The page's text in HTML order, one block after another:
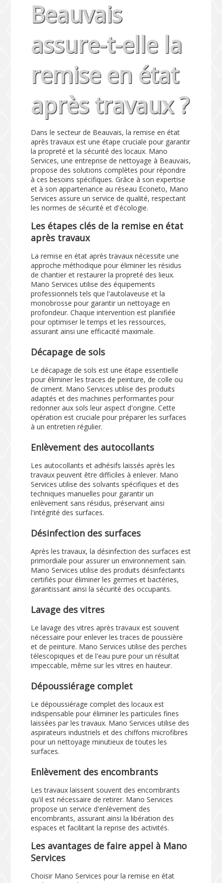
Beauvais
assure-t-elle la
remise en état
après travaux ?
Dans le secteur de Beauvais, la remise en état
après travaux est une étape cruciale pour garantir
la propreté et la sécurité des locaux. Mano
Services, une entreprise de nettoyage à Beauvais,
propose des solutions complètes pour répondre
à ces besoins spécifiques. Grâce à son expertise
et à son appartenance au réseau Econeto, Mano
Services assure un service de qualité, respectant
les normes de sécurité et d'écologie.
Les étapes clés de la remise en état
après travaux
La remise en état après travaux nécessite une
approche méthodique pour éliminer les résidus
de chantier et restaurer la propreté des lieux.
Mano Services utilise des équipements
professionnels tels que l'autolaveuse et la
monobrosse pour garantir un nettoyage en
profondeur. Chaque intervention est planifiée
pour optimiser le temps et les ressources,
assurant ainsi une efficacité maximale.
Décapage de sols
Le décapage de sols est une étape essentielle
pour éliminer les traces de peinture, de colle ou
de ciment. Mano Services utilise des produits
adaptés et des machines performantes pour
redonner aux sols leur aspect d'origine. Cette
opération est cruciale pour préparer les surfaces
à un entretien régulier.
Enlèvement des autocollants
Les autocollants et adhésifs laissés après les
travaux peuvent être difficiles à enlever. Mano
Services utilise des solvants spécifiques et des
techniques manuelles pour garantir un
enlèvement sans résidus, préservant ainsi
l'intégrité des surfaces.
Désinfection des surfaces
Après les travaux, la désinfection des surfaces est
primordiale pour assurer un environnement sain.
Mano Services utilise des produits désinfectants
certifiés pour éliminer les germes et bactéries,
garantissant ainsi la sécurité des occupants.
Lavage des vitres
Le lavage des vitres après travaux est souvent
nécessaire pour enlever les traces de poussière
et de peinture. Mano Services utilise des perches
télescopiques et de l'eau pure pour un résultat
impeccable, même sur les vitres en hauteur.
Dépoussiérage complet
Le dépoussiérage complet des locaux est
indispensable pour éliminer les particules fines
laissées par les travaux. Mano Services utilise des
aspirateurs industriels et des chiffons microfibres
pour un nettoyage minutieux de toutes les
surfaces.
Enlèvement des encombrants
Les travaux laissent souvent des encombrants
qu'il est nécessaire de retirer. Mano Services
propose un service d'enlèvement des
encombrants, assurant ainsi la libération des
espaces et facilitant la reprise des activités.
Les avantages de faire appel à Mano
Services
Choisir Mano Services pour la remise en état